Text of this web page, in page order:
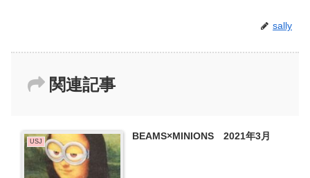
sally
関連記事
USJ BEAMS×MINIONS 2021年3月